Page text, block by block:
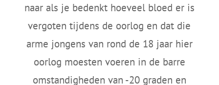
naar als je bedenkt hoeveel bloed er is
vergoten tijdens de oorlog en dat die
arme jongens van rond de 18 jaar hier
oorlog moesten voeren in de barre
omstandigheden van -20 graden en